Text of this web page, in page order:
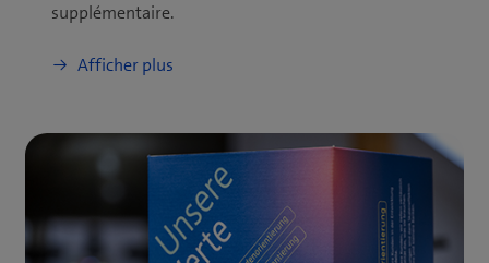
supplémentaire.
Afficher plus